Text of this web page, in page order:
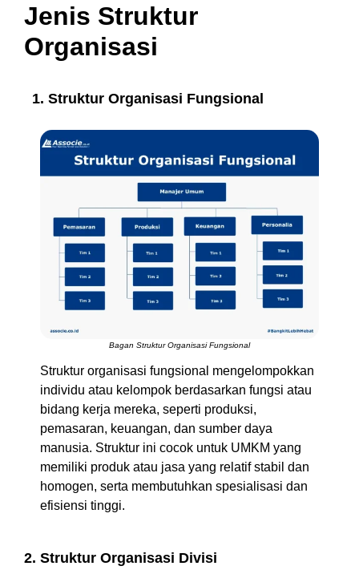
Jenis Struktur
Organisasi
1. Struktur Organisasi Fungsional
Bagan Struktur Organisasi Fungsional
Struktur organisasi fungsional mengelompokkan
individu atau kelompok berdasarkan fungsi atau
bidang kerja mereka, seperti produksi,
pemasaran, keuangan, dan sumber daya
manusia. Struktur ini cocok untuk UMKM yang
memiliki produk atau jasa yang relatif stabil dan
homogen, serta membutuhkan spesialisasi dan
efisiensi tinggi.
2. Struktur Organisasi Divisi